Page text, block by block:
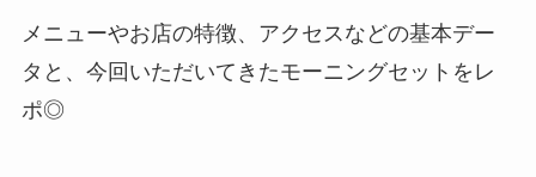
メニューやお店の特徴、アクセスなどの基本デー
タと、今回いただいてきたモーニングセットをレ
ポ◎